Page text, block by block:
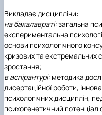
Викладає дисципліни:
на бакалавраті:загальна
експериментальна
основи психологічного
кризових та екстремальних
зростання;
в аспірантурі:методика
дисертаційної роботи,
психологічних дисциплін,
психогенетичний потенціал